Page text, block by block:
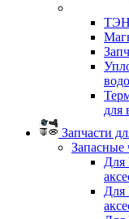
для
Запчасти
Запасные
Для
Для